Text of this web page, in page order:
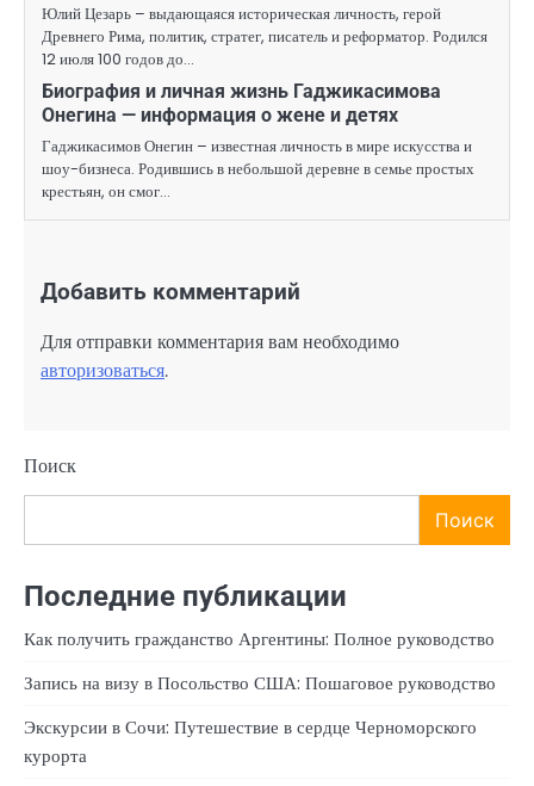
Юлий Цезарь – выдающаяся историческая личность, герой
Древнего Рима, политик, стратег, писатель и реформатор. Родился
12 июля 100 годов до…
Биография и личная жизнь Гаджикасимова
Онегина — информация о жене и детях
Гаджикасимов Онегин – известная личность в мире искусства и
шоу-бизнеса. Родившись в небольшой деревне в семье простых
крестьян, он смог…
Добавить комментарий
Для отправки комментария вам необходимо
авторизоваться.
Поиск
Поиск
Последние публикации
Как получить гражданство Аргентины: Полное руководство
Запись на визу в Посольство США: Пошаговое руководство
Экскурсии в Сочи: Путешествие в сердце Черноморского
курорта